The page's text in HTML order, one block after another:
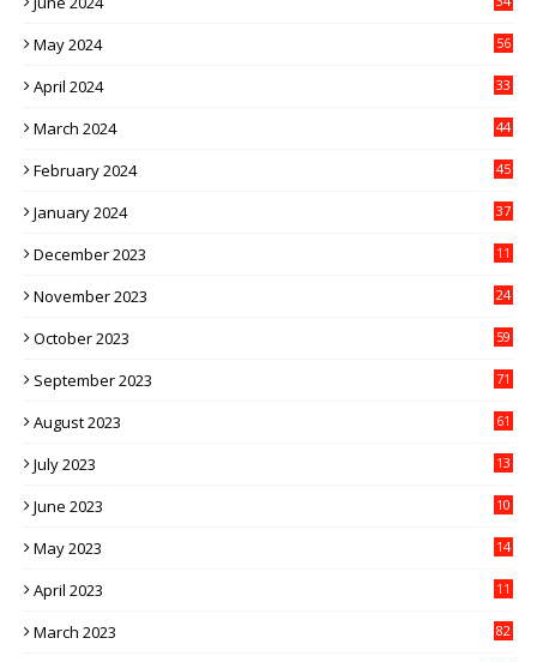
May 2024 56
April 2024 33
March 2024 44
February 2024 45
January 2024 37
December 2023 11
November 2023 24
October 2023 59
September 2023 71
August 2023 61
July 2023
13
June 2023
10
May 2023
14
April 2023
11
March 2023 82